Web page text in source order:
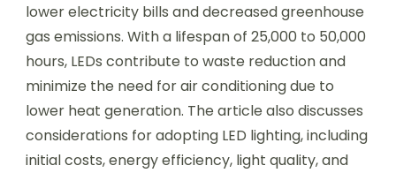
lower electricity bills and decreased greenhouse
gas emissions. With a lifespan of 25,000 to 50,000
hours, LEDs contribute to waste reduction and
minimize the need for air conditioning due to
lower heat generation. The article also discusses
considerations for adopting LED lighting, including
initial costs, energy efficiency, light quality, and